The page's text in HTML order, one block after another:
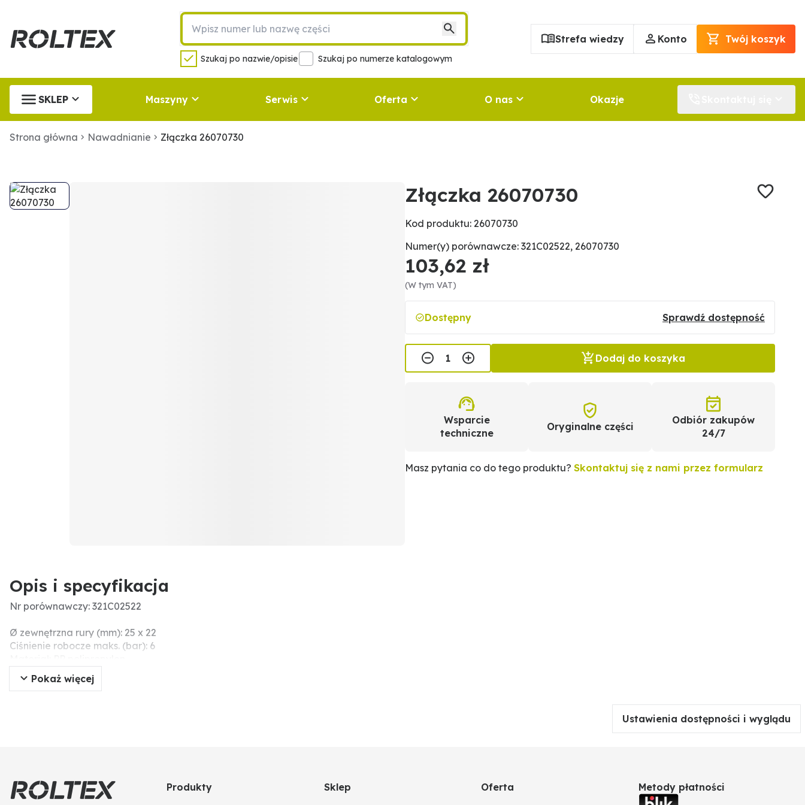
Szukaj po nazwie/opisie Szukaj po numerze katalogowym
Strefa wiedzy Konto Twój koszyk
SKLEP Maszyny Serwis Oferta O nas Okazje
Strona główna Nawadnianie Złączka 26070730
Złączka 26070730
Kod produktu: 26070730
Numer(y) porównawcze: 321C02522, 26070730
103,62 zł
(W tym VAT)
Dostępny Sprawdź dostępność
Dodaj do koszyka
Wsparcie
techniczne
Oryginalne części
Odbiór zakupów
24/7
Masz pytania co do tego produktu? Skontaktuj się z nami przez formularz
Opis i specyfikacja
Nr porównawczy: 321C02522
Ø zewnętrzna rury (mm): 25 x 22
Ciśnienie robocze maks. (bar): 6
Dodatkowe informacje: Złączka przejściowa PN6
z 1 złączem śrubowym i 1 złączem wtykowym
Pokaż więcej
Ustawienia dostępności i wyglądu
Produkty Sklep Oferta Metody płatności